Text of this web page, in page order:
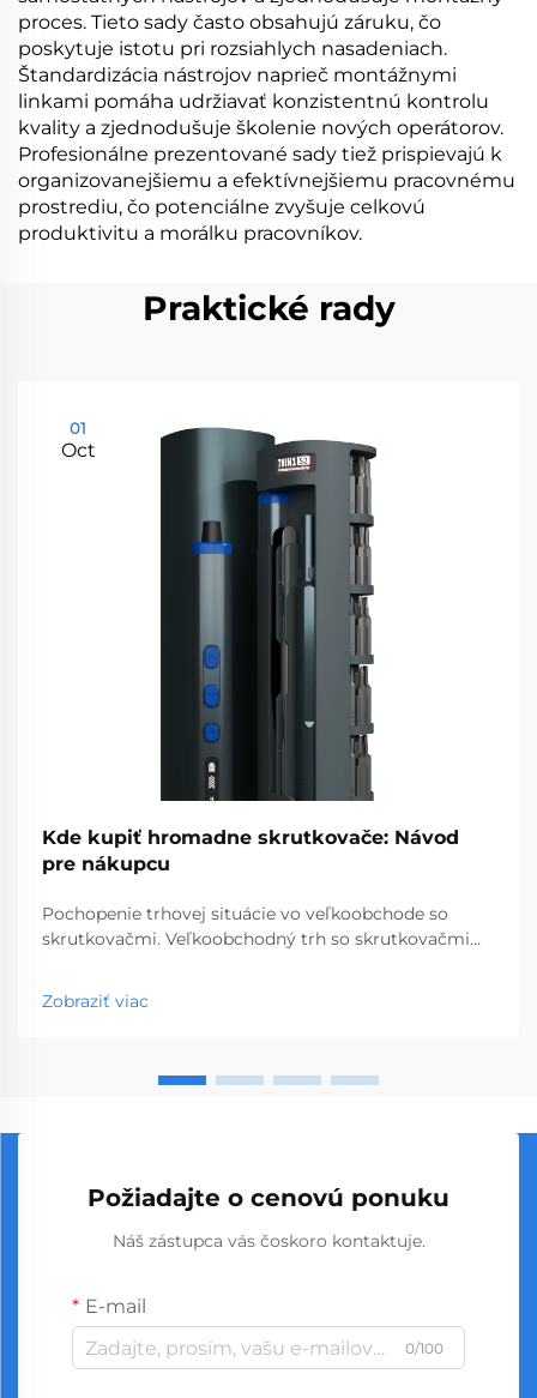
proces. Tieto sady často obsahujú záruku, čo
poskytuje istotu pri rozsiahlych nasadeniach.
Štandardizácia nástrojov naprieč montážnymi
linkami pomáha udržiavať konzistentnú kontrolu
kvality a zjednodušuje školenie nových operátorov.
Profesionálne prezentované sady tiež prispievajú k
organizovanejšiemu a efektívnejšiemu pracovnému
prostrediu, čo potenciálne zvyšuje celkovú
produktivitu a morálku pracovníkov.
Praktické rady
01
Oct
Kde kupiť hromadne skrutkovače: Návod
pre nákupcu
Pochopenie trhovej situácie vo veľkoobchode so
skrutkovačmi. Veľkoobchodný trh so skrutkovačmi
nástrojov, ktorý obsluhuje podniky od obchodov so
stavebninami až po stavebné spoločnosti. S
Zobraziť viac
Požiadajte o cenovú ponuku
Náš zástupca vás čoskoro kontaktuje.
E-mail
0/100